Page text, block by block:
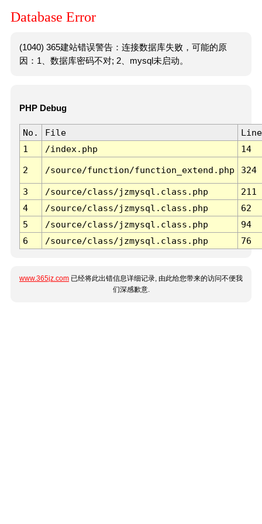
Database Error
(1040) 365建站错误警告：连接数据库失败，可能的原
因：1、数据库密码不对; 2、mysql未启动。
PHP Debug
No. File
Line
1
/index.php 14
2 /source/function/function_extend.php 324
3 /source/class/jzmysql.class.php
211
4
/source/class/jzmysql.class.php
62
5
/source/class/jzmysql.class.php
94
6
/source/class/jzmysql.class.php 76
www.365jz.com 已经将此出错信息详细记录, 由此给您带来的访问不便我
们深感歉意.